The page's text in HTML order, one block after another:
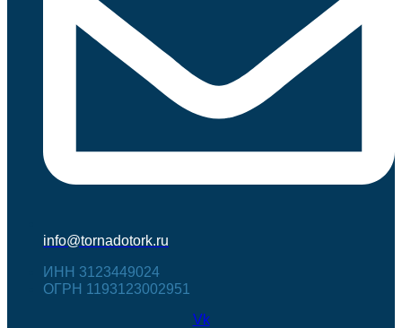
info@tornadotork.ru
ИНН 3123449024
ОГРН 1193123002951
Vk